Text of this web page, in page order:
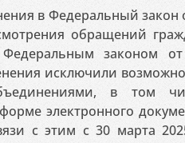
в Федеральный закон
обращений
законом
исключили
в том
электронного
с этим с 30 марта